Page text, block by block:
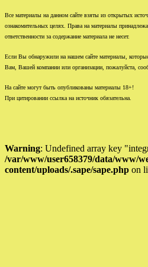
Все материалы на данном сайте взяты из открытых
ознакомительных целях. Права на материалы
ответственности за содержание материала не несет.
Если Вы обнаружили на нашем сайте материалы,
Вам, Вашей компании или организации, пожалуйста,
На сайте могут быть опубликованы материалы 18+!
При цитировании ссылка на источник обязательна.
Warning: Undefined array key
/var/www/user658379/data/www/
content/uploads/.sape/sape.php on